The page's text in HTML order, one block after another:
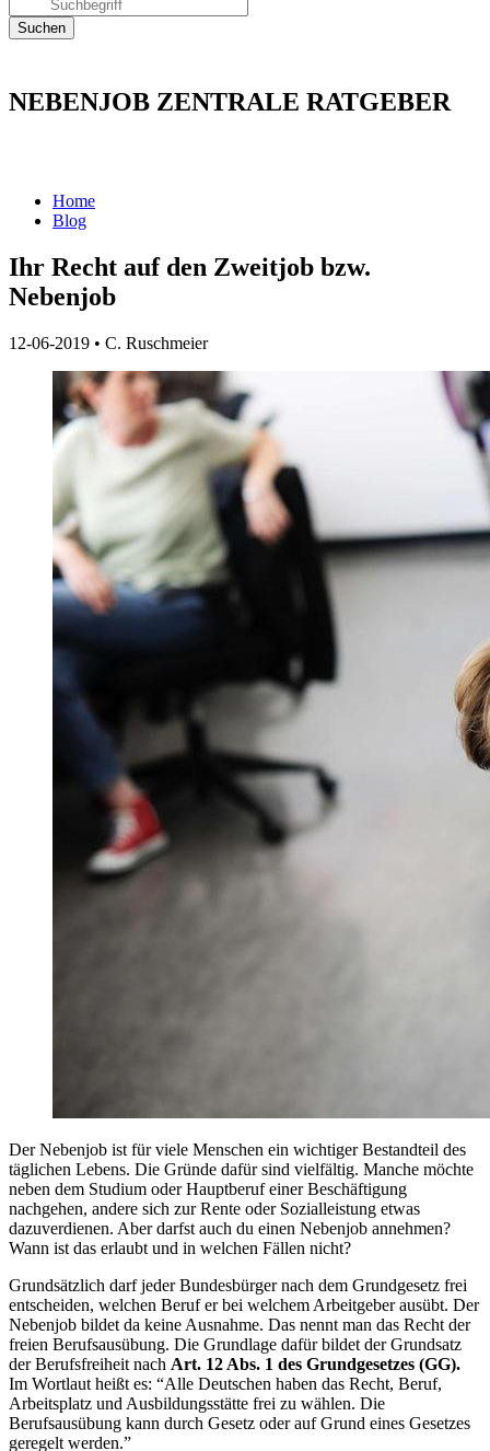
NEBENJOB ZENTRALE RATGEBER
Home
Blog
Ihr Recht auf den Zweitjob bzw.
Nebenjob
12-06-2019 • C. Ruschmeier
Der Nebenjob ist für viele Menschen ein wichtiger Bestandteil des
täglichen Lebens. Die Gründe dafür sind vielfältig. Manche möchte
neben dem Studium oder Hauptberuf einer Beschäftigung
nachgehen, andere sich zur Rente oder Sozialleistung etwas
dazuverdienen. Aber darfst auch du einen Nebenjob annehmen?
Wann ist das erlaubt und in welchen Fällen nicht?
Grundsätzlich darf jeder Bundesbürger nach dem Grundgesetz frei
entscheiden, welchen Beruf er bei welchem Arbeitgeber ausübt. Der
Nebenjob bildet da keine Ausnahme. Das nennt man das Recht der
freien Berufsausübung. Die Grundlage dafür bildet der Grundsatz
der Berufsfreiheit nach Art. 12 Abs. 1 des Grundgesetzes (GG).
Im Wortlaut heißt es: “Alle Deutschen haben das Recht, Beruf,
Arbeitsplatz und Ausbildungsstätte frei zu wählen. Die
Berufsausübung kann durch Gesetz oder auf Grund eines Gesetzes
geregelt werden.”